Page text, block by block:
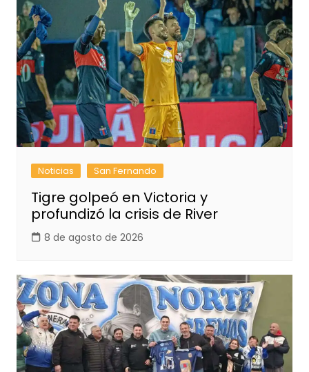
Noticias San Fernando
Tigre golpeó en Victoria y
profundizó la crisis de River
8 de agosto de 2026